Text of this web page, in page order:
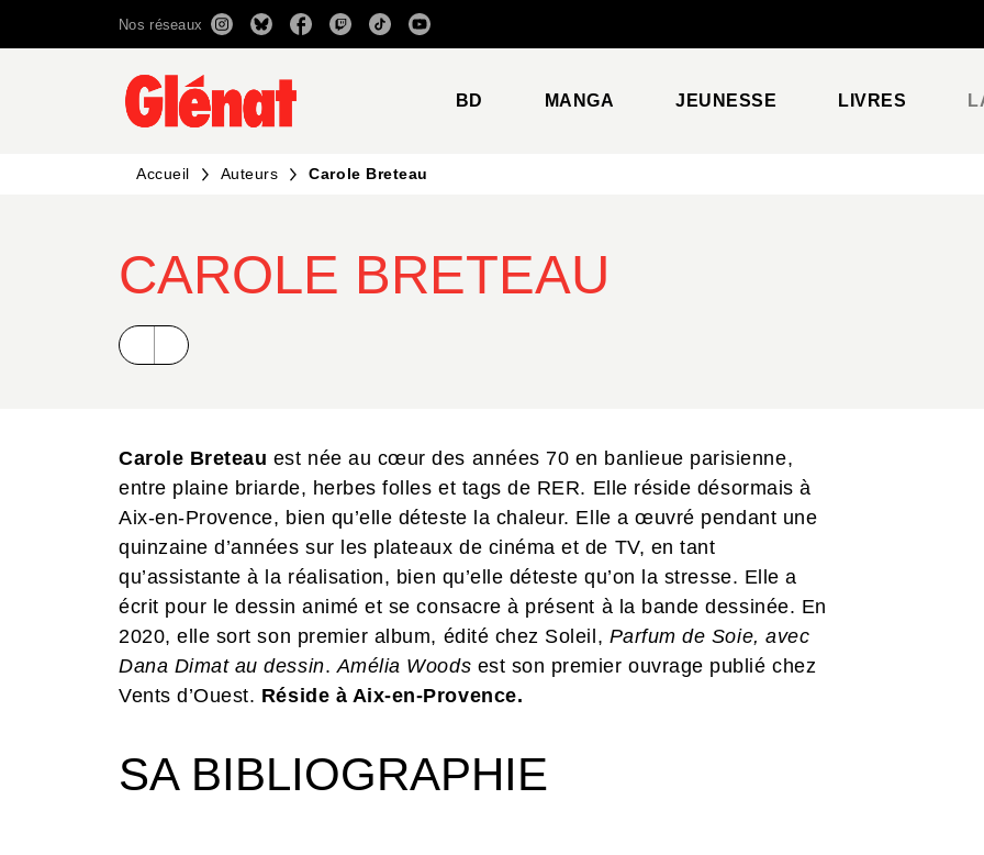
RECHERCHE CONTENU
Nos réseaux
BD MANGA JEUNESSE LIVRES
Accueil Auteurs Carole Breteau
CAROLE BRETEAU
Carole Breteau est née au cœur des années 70 en banlieue parisienne,
entre plaine briarde, herbes folles et tags de RER. Elle réside désormais à
Aix-en-Provence, bien qu’elle déteste la chaleur. Elle a œuvré pendant une
quinzaine d’années sur les plateaux de cinéma et de TV, en tant
qu’assistante à la réalisation, bien qu’elle déteste qu’on la stresse. Elle a
écrit pour le dessin animé et se consacre à présent à la bande dessinée. En
2020, elle sort son premier album, édité chez Soleil, Parfum de Soie, avec
Dana Dimat au dessin.Amélia Woods est son premier ouvrage publié chez
Vents d’Ouest. Réside à Aix-en-Provence.
SA BIBLIOGRAPHIE